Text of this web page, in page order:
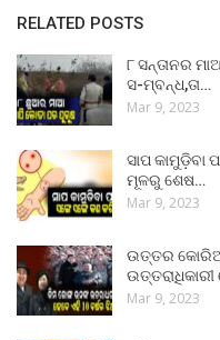
RELATED POSTS
୮ ସନ୍ତାନର
ସ-ମ୍ବନ୍ଧ,ତା…
Mar 9, 2023
ସାପ
ମୂଳରୁ ଶେଷ…
Mar 9, 2023
ଉତ୍ତର
Mar 9, 2023